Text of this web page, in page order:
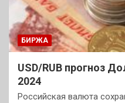
БИРЖА
USD/RUB прогноз
2024
Российская валюта